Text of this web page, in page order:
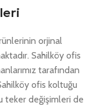
orjinal
Sahilköy ofis
tarafından
ofis koltuğu
teker değişimleri de